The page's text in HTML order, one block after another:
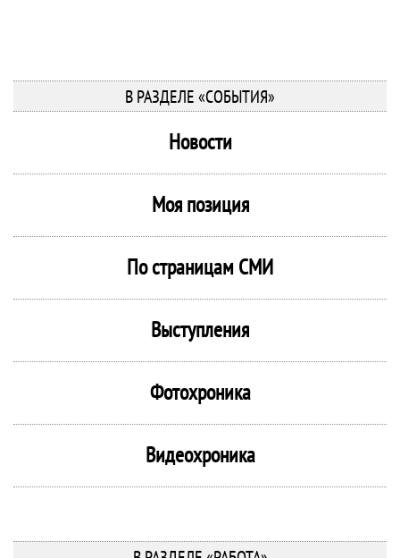
В РАЗДЕЛЕ «СОБЫТИЯ»
Новости
Моя позиция
По страницам СМИ
Выступления
Фотохроника
Видеохроника